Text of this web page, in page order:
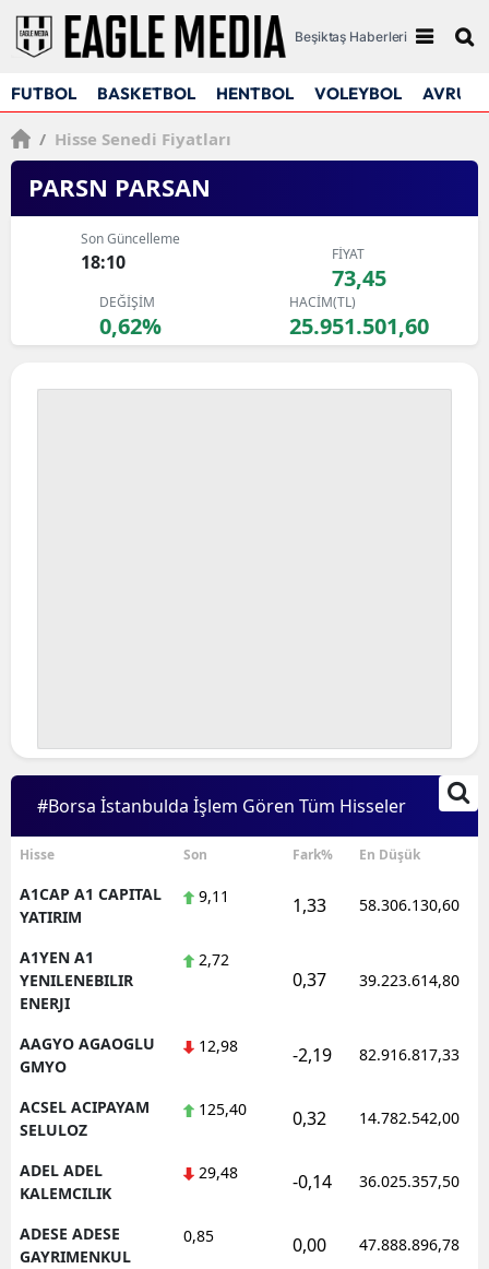
Beşiktaş Haberleri
FUTBOL BASKETBOL HENTBOL VOLEYBOL
/ Hisse Senedi Fiyatları
PARSN PARSAN
Son Güncelleme
18:10 FİYAT
73,45
DEĞİŞİM
0,62%
HACİM(TL)
25.951.501,60
#Borsa İstanbulda İşlem Gören Tüm Hisseler
Hisse Son Fark% En Düşük
A1CAP A1 CAPITAL
YATIRIM
9,11 1,33 58.306.130,60
A1YEN A1
YENILENEBILIR
ENERJI
2,72
0,37 39.223.614,80
AAGYO AGAOGLU
GMYO
12,98 -2,19 82.916.817,33
ACSEL ACIPAYAM
SELULOZ
125,40 0,32 14.782.542,00
ADEL ADEL
KALEMCILIK
29,48 -0,14 36.025.357,50
ADESE ADESE
GAYRIMENKUL
0,85 0,00 47.888.896,78